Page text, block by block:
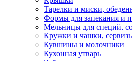
Тарелки и миски,
Формы для запекания и
Мельницы для специй,
Кружки и чашки,
Кувшины и молочники
Кухонная утварь